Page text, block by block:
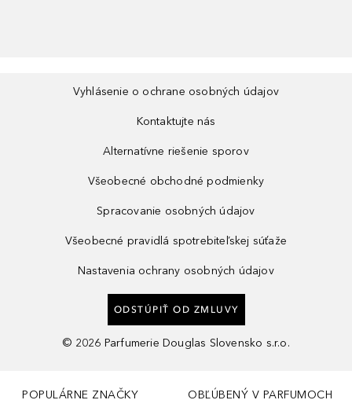
Vyhlásenie o ochrane osobných údajov
Kontaktujte nás
Alternatívne riešenie sporov
Všeobecné obchodné podmienky
Spracovanie osobných údajov
Všeobecné pravidlá spotrebiteľskej súťaže
Nastavenia ochrany osobných údajov
ODSTÚPIŤ OD ZMLUVY
© 2026 Parfumerie Douglas Slovensko s.r.o.
POPULÁRNE ZNAČKY OBĽÚBENÝ V PARFUMOCH